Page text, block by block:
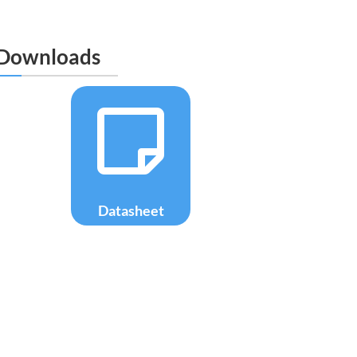

Datasheet